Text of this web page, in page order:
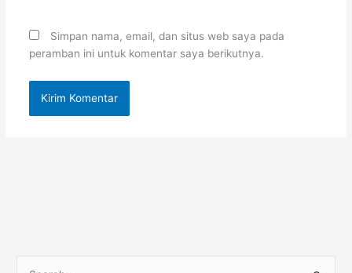
Simpan nama, email, dan situs web saya pada
peramban ini untuk komentar saya berikutnya.